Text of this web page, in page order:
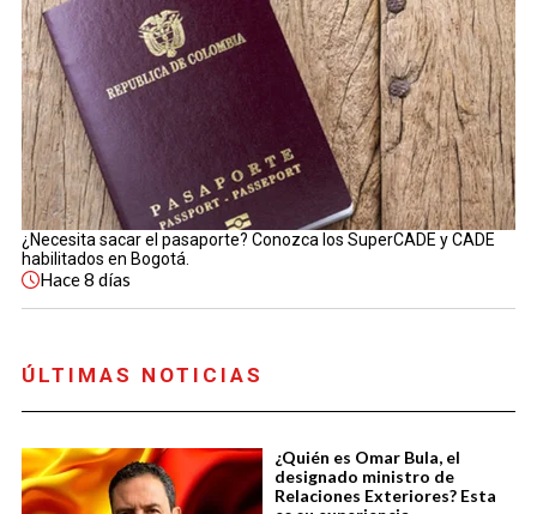
EMISIÓN 11:30 PM
¿Necesita sacar el pasaporte? Conozca los SuperCADE y CADE
habilitados en Bogotá.
Hace8 días
ÚLTIMAS NOTICIAS
¿Quién es Omar Bula, el
designado ministro de
Relaciones Exteriores? Esta